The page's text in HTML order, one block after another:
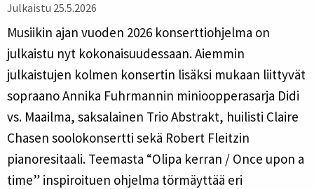
Julkaistu 25.5.2026
Musiikin ajan vuoden 2026 konserttiohjelma on
julkaistu nyt kokonaisuudessaan. Aiemmin
julkaistujen kolmen konsertin lisäksi mukaan liittyvät
sopraano Annika Fuhrmannin minioopperasarja Didi
vs. Maailma, saksalainen Trio Abstrakt, huilisti Claire
Chasen soolokonsertti sekä Robert Fleitzin
pianoresitaali. Teemasta “Olipa kerran / Once upon a
time” inspiroituen ohjelma törmäyttää eri